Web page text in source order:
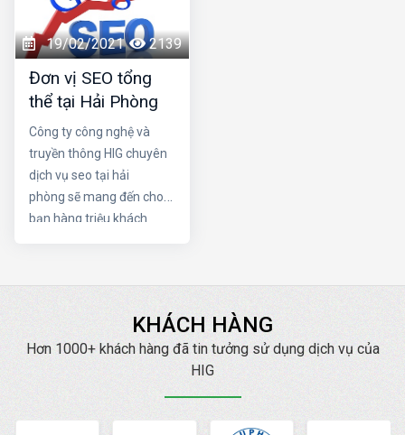
trở thành một seo
giỏi. Nếu quyết tâm trở
thành chuyên gia seo,
cần những thói quen
nào?
19/02/2021 2139
Đơn vị SEO tổng
thể tại Hải Phòng
Công ty công nghệ và
truyền thông HIG chuyên
dịch vụ seo tại hải
phòng sẽ mang đến cho
bạn hàng triệu khách
mang lại doanh thu cao
KHÁCH HÀNG
Hơn 1000+ khách hàng đã tin tưởng sử dụng dịch vụ của
HIG